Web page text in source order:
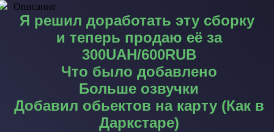
Описание
Я решил доработать эту сборку
и теперь продаю её за
300UAH/600RUB
Что было добавлено
Больше озвучки
Добавил обьектов на карту (Как в
Даркстаре)